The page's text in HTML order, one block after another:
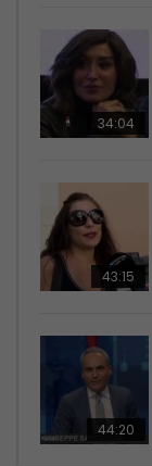
34:04
43:15
44:20